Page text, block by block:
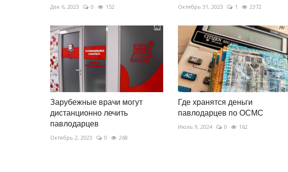
Дек 6, 2023 0 152 Октябрь 31, 2023 1 2372
Зарубежные врачи могут
дистанционно лечить
павлодарцев
Октябрь 2, 2023 0 268
Где хранятся деньги
павлодарцев по ОСМС
Июль 9, 2024 0 162